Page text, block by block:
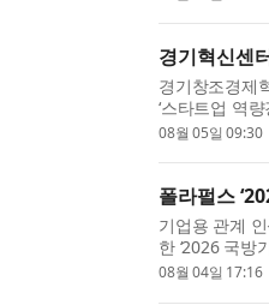
경기혁신센
경기창조경제
‘스타트업 역
서 작성 역량
08월 05일 09:30
폴라펄스
기업용 관계
한 ‘2026 국방
지 서울 양재
08월 04일 17:16